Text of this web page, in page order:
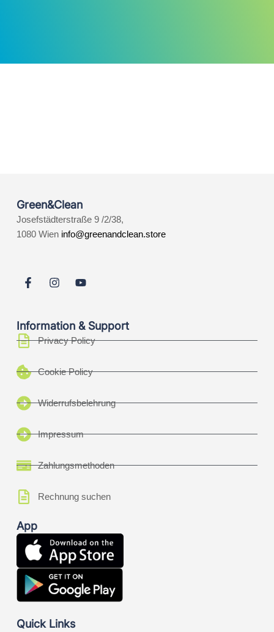
Green&Clean
Josefstädterstraße 9 /2/38,
1080 Wien info@greenandclean.store
Information & Support
Privacy Policy
Cookie Policy
Widerrufsbelehrung
Impressum
Zahlungsmethoden
Rechnung suchen
App
Quick Links